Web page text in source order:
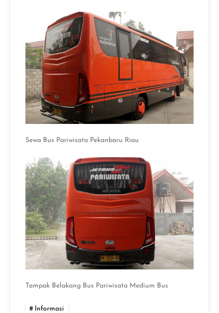
Sewa Bus Pariwisata Pekanbaru Riau
Tampak Belakang Bus Pariwisata Medium Bus
Informasi